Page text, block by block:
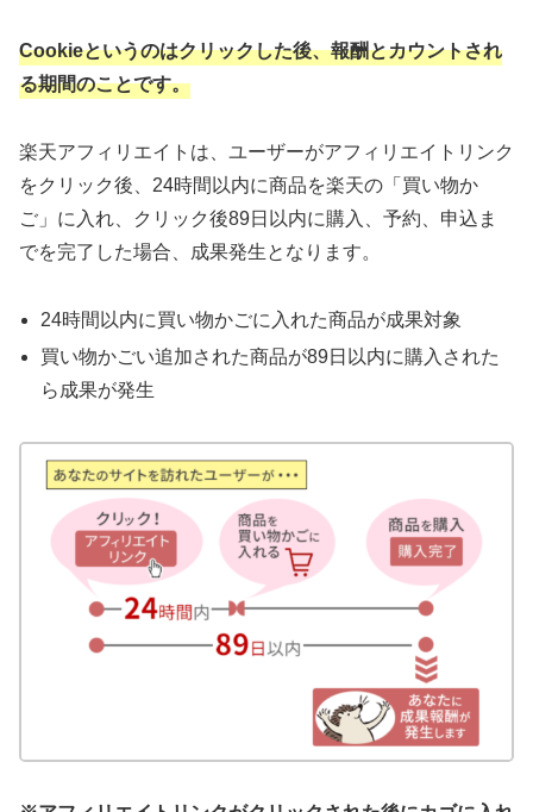
Cookieというのはクリックした後、報酬とカウントされ
る期間のことです。
楽天アフィリエイトは、ユーザーがアフィリエイトリンク
をクリック後、24時間以内に商品を楽天の「買い物か
ご」に入れ、クリック後89日以内に購入、予約、申込ま
でを完了した場合、成果発生となります。
24時間以内に買い物かごに入れた商品が成果対象
買い物かごい追加された商品が89日以内に購入された
ら成果が発生